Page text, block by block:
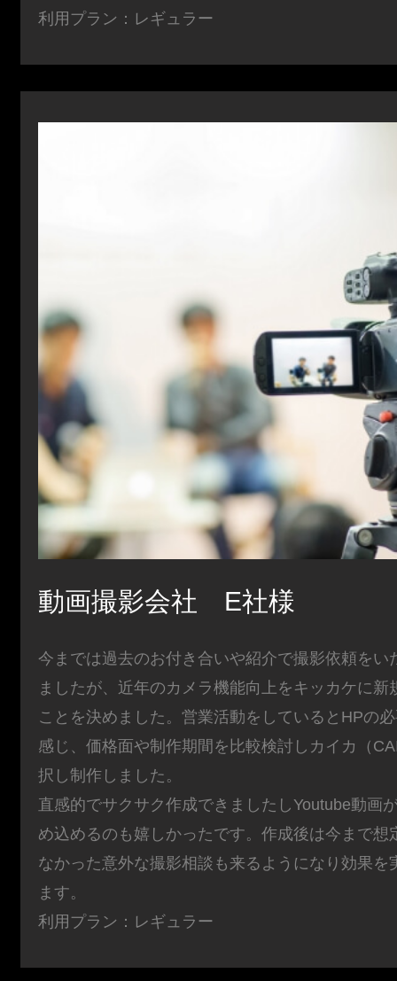
利用プラン：レギュラー
動画撮影会社 E社様
今までは過去のお付き合いや紹介で撮影依頼をい
ましたが、近年のカメラ機能向上をキッカケに新
ことを決めました。営業活動をしているとHPの
感じ、価格面や制作期間を比較検討しカイカ（
択し制作しました。
直感的でサクサク作成できましたしYoutube動画
め込めるのも嬉しかったです。作成後は今まで想
なかった意外な撮影相談も来るようになり効果を
ます。
利用プラン：レギュラー